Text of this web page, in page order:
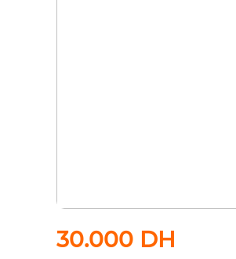
30.000 DH